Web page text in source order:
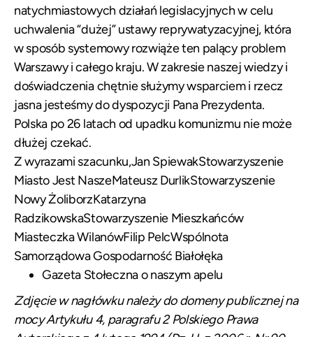
natychmiastowych działań legislacyjnych w celu
uchwalenia “dużej” ustawy reprywatyzacyjnej, która
w sposób systemowy rozwiąże ten palący problem
Warszawy i całego kraju. W zakresie naszej wiedzy i
doświadczenia chętnie służymy wsparciem i rzecz
jasna jesteśmy do dyspozycji Pana Prezydenta.
Polska po 26 latach od upadku komunizmu nie może
dłużej czekać.
Z wyrazami szacunku,Jan SpiewakStowarzyszenie
Miasto Jest NaszeMateusz DurlikStowarzyszenie
Nowy ŻoliborzKatarzyna
RadzikowskaStowarzyszenie Mieszkańców
Miasteczka WilanówFilip PelcWspólnota
Samorządowa Gospodarność Białołęka
Gazeta Stołeczna o naszym apelu
Zdjęcie w nagłówku należy do domeny publicznej na
mocy Artykułu 4, paragrafu 2 Polskiego Prawa